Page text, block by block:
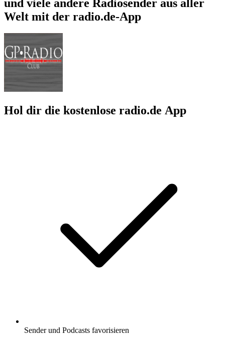
und viele andere Radiosender aus aller
Welt mit der radio.de-App
Hol dir die kostenlose radio.de App
Sender und Podcasts favorisieren